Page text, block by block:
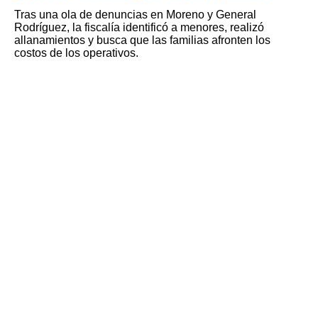
Tras una ola de denuncias en Moreno y General
Rodríguez, la fiscalía identificó a menores, realizó
allanamientos y busca que las familias afronten los
costos de los operativos.